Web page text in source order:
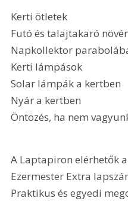
Kerti ötletek
Futó és talajtakaró
Napkollektor
Kerti lámpások
Solar lámpák a kertben
Nyár a kertben
Öntözés, ha nem
A Laptapiron elérhetők
Ezermester Extra
Praktikus és egyedi